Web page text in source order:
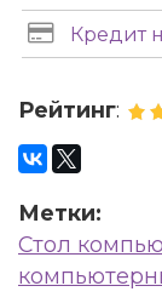
Кредит
Рейтинг:
Метки:
Стол